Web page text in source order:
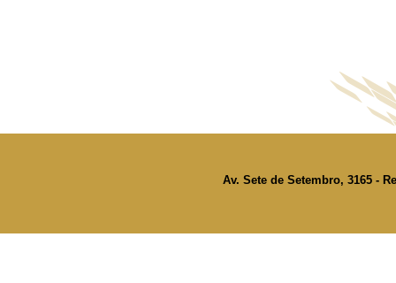
Av. Sete de Setembro, 3165 -